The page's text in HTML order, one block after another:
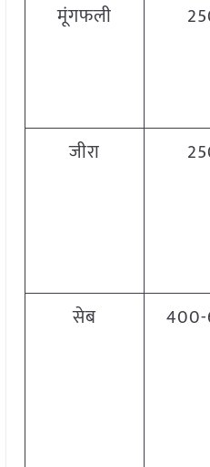
मूंगफली
जीरा
सेब